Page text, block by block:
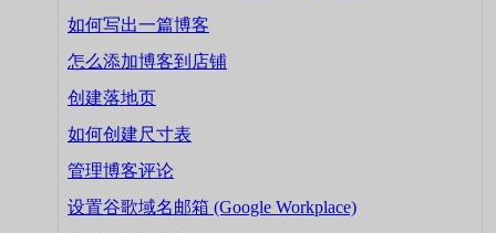
如何写出一篇博客
怎么添加博客到店铺
创建落地页
如何创建尺寸表
管理博客评论
设置谷歌域名邮箱 (Google Workplace)